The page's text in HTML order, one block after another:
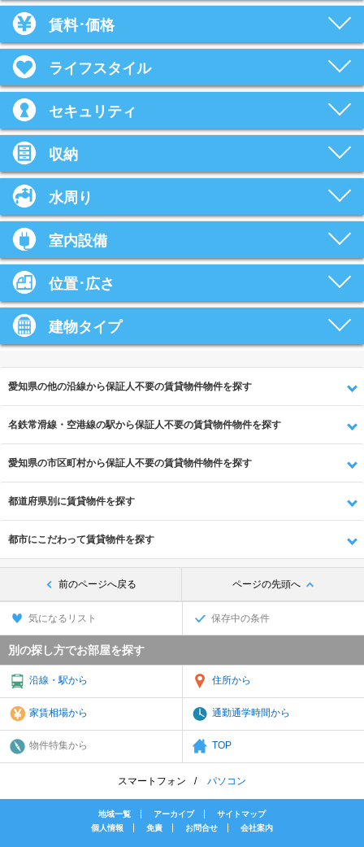
賃料･価格
ライフスタイル
セキュリティ
収納
水周り
室内設備
位置･広さ
建物タイプ
愛知県の他の沿線から保証人不要の賃貸物件物件を探す
名鉄常滑線・空港線の駅から保証人不要の賃貸物件物件を探す
愛知県の市区町村から保証人不要の賃貸物件物件を探す
都道府県別に賃貸物件を探す
都市にこだわって賃貸物件を探す
前のページへ戻る ページの先頭へ
気になるリスト 保存中の条件
別の探し方でお部屋を探す
沿線・駅から 住所から
家賃相場から 通勤通学時間から
物件特集から TOP
スマートフォン パソコン
地域一覧 アーカイブ
サイトマップ
個人情報
免責 お問合せ 会社案内